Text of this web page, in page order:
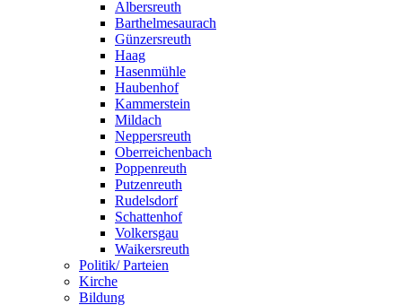
Albersreuth
Barthelmesaurach
Günzersreuth
Haag
Hasenmühle
Haubenhof
Kammerstein
Mildach
Neppersreuth
Oberreichenbach
Poppenreuth
Putzenreuth
Rudelsdorf
Schattenhof
Volkersgau
Waikersreuth
Politik/ Parteien
Kirche
Bildung